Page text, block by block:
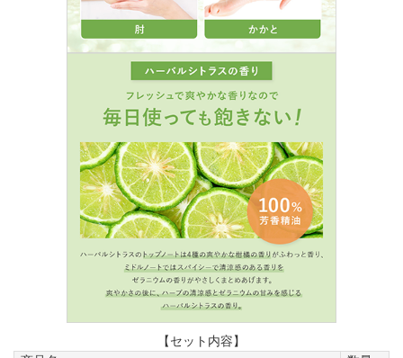
【セット内容】